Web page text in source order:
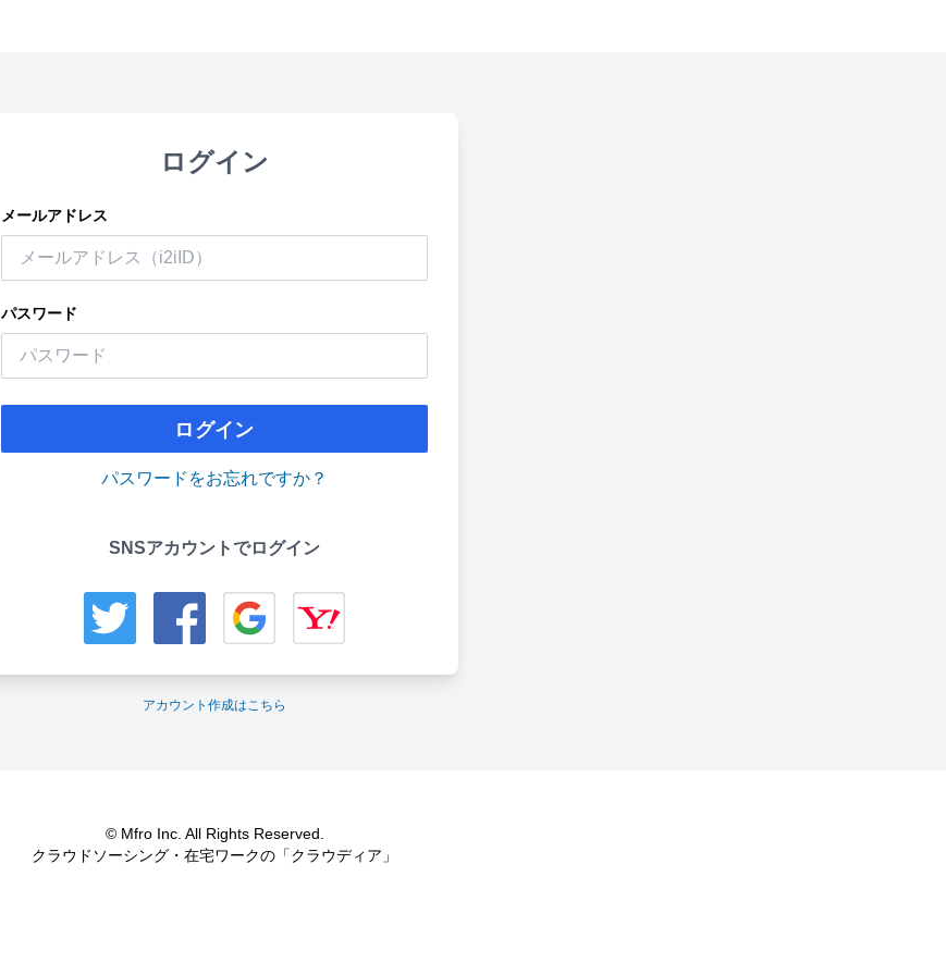
ログイン
メールアドレス
パスワード
ログイン
パスワードをお忘れですか？
SNSアカウントでログイン
アカウント作成はこちら
© Mfro Inc. All Rights Reserved.
クラウドソーシング・在宅ワークの「クラウディア」